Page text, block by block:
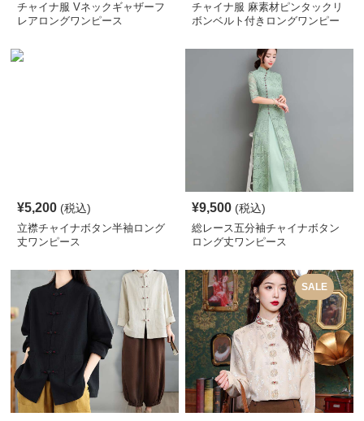
チャイナ服 Vネックギャザーフ
レアロングワンピース
チャイナ服 麻素材ピンタックリ
ボンベルト付きロングワンピー
¥5,200 (税込)
立襟チャイナボタン半袖ロング
丈ワンピース
¥9,500 (税込)
総レース五分袖チャイナボタン
ロング丈ワンピース
SALE